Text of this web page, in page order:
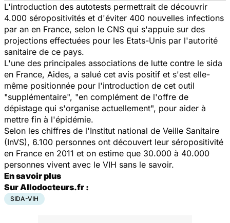
L'introduction des autotests permettrait de découvrir
4.000 séropositivités et d'éviter 400 nouvelles infections
par an en France, selon le CNS qui s'appuie sur des
projections effectuées pour les Etats-Unis par l'autorité
sanitaire de ce pays.
L'une des principales associations de lutte contre le sida
en France, Aides, a salué cet avis positif et s'est elle-
même positionnée pour l'introduction de cet outil
"supplémentaire", "en complément de l'offre de
dépistage qui s'organise actuellement", pour aider à
mettre fin à l'épidémie.
Selon les chiffres de l'Institut national de Veille Sanitaire
(InVS), 6.100 personnes ont découvert leur séropositivité
en France en 2011 et on estime que 30.000 à 40.000
personnes vivent avec le VIH sans le savoir.
En savoir plus
Sur Allodocteurs.fr :
SIDA-VIH